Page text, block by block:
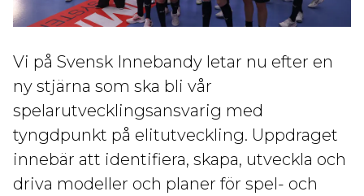
Vi på Svensk Innebandy letar nu efter en
ny stjärna som ska bli vår
spelarutvecklingsansvarig med
tyngdpunkt på elitutveckling. Uppdraget
innebär att identifiera, skapa, utveckla och
driva modeller och planer för spel- och